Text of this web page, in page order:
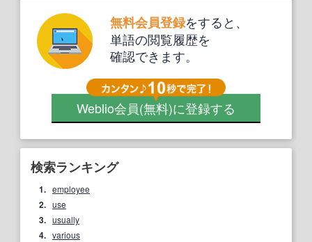
無料会員登録をすると、
単語の閲覧履歴を
確認できます。
Weblio会員(無料)に登録する
検索ランキング
1. employee
2. use
3. usually
4. various